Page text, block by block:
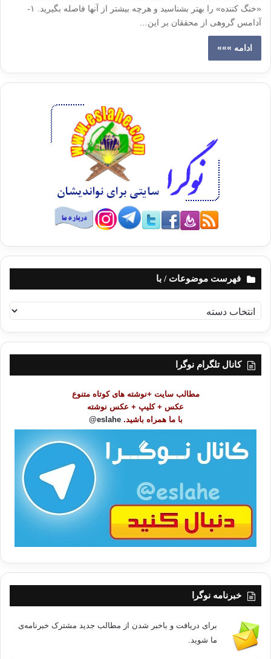
«خنگ کننده» را بهتر بشناسید و هرچه بیشتر از آنها فاصله بگیرید. ۱-
آدامس گروهی از محققان بر این…
ادامه »»»
فهرست موضوعات / با
ه
ر
کانال تلگرام نوگرا
مطالب سایت +نوشته های کوتاه متنوع
عکس + کلیپ + عکس نوشته
با ما همراه باشید. eslahe@
خبرنامه نوگرا
برای دریافت و باخبر شدن از مطالب جدید مشترک خبرنامه‌ی
ما شوید.